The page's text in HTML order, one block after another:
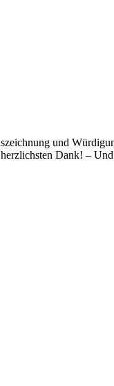
und
herzlichsten Dank! –